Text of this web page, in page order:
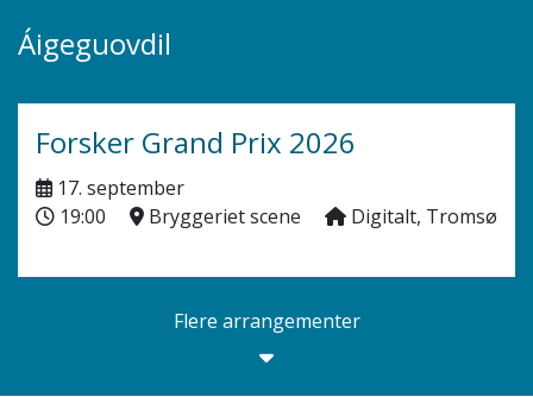
Áigeguovdil
Forsker Grand Prix 2026
17. september
19:00
Bryggeriet scene Digitalt, Tromsø
Flere arrangementer